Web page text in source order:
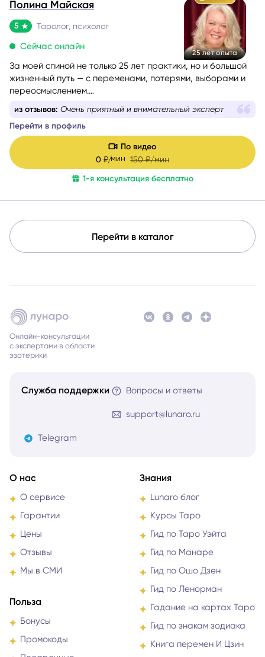
25 лет опыта
Полина Майская
5 Таролог, психолог
Сейчас онлайн
За моей спиной не только 25 лет практики, но и большой
жизненный путь — с переменами, потерями, выборами и
переосмыслением.
вопросов, а снаружи нет ясности.
из отзывов: Очень приятный и внимательный эксперт
Перейти в профиль
По видео
0 ₽/мин150 ₽/мин
1-я консультация бесплатно
Перейти в каталог
Онлайн-консультации
с экспертами в области
эзотерики
Служба поддержки Вопросы и ответы
support@lunaro.ru
Telegram
О нас
О сервисе
Гарантии
Цены
Отзывы
Мы в СМИ
Польза
Бонусы
Промокоды
Знания
Lunaro блог
Курсы Таро
Гид по Таро Уэйта
Гид по Манаре
Гид по Ошо Дзен
Гид по Ленорман
Гадание на картах Таро
Гид по знакам зодиака
Книга перемен И Цзин